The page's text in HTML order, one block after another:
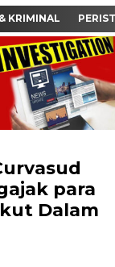
KRIMINAL
para
Dalam